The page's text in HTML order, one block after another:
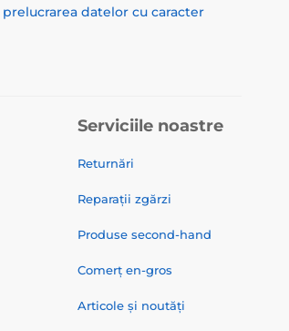
prelucrarea datelor cu caracter
Serviciile noastre
Returnări
Reparații zgărzi
Produse second-hand
Comerț en-gros
Articole și noutăți